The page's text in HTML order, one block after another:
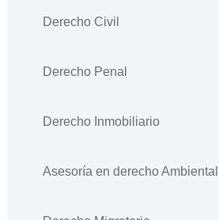
Derecho Civil
Derecho Penal
Derecho Inmobiliario
Asesoría en derecho Ambiental